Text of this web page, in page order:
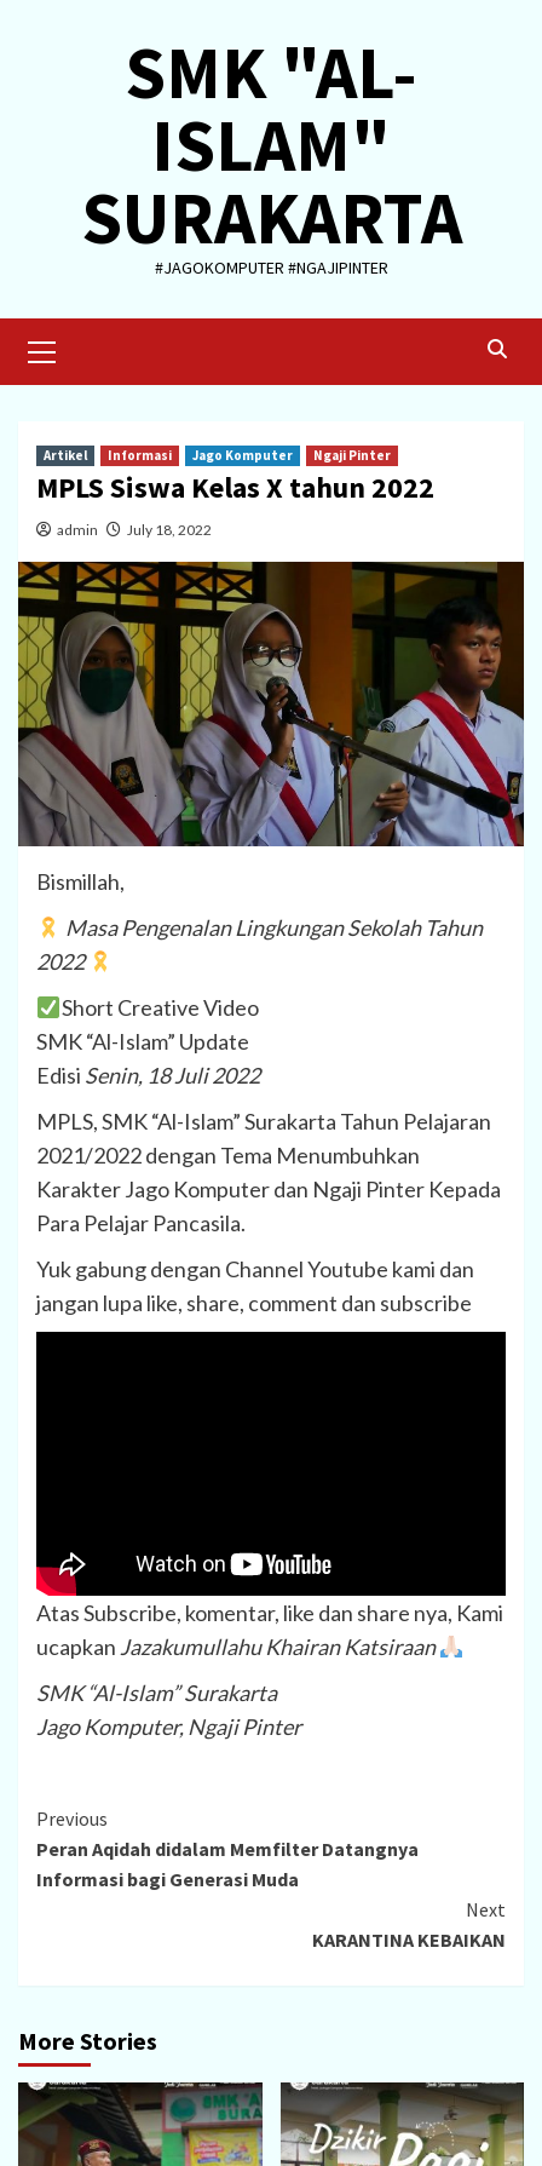
SMK "AL-
ISLAM"
SURAKARTA
#JAGOKOMPUTER #NGAJIPINTER
Menu
Artikel Informasi Jago Komputer Ngaji Pinter
MPLS Siswa Kelas X tahun 2022
admin July 18, 2022
Bismillah,
Masa Pengenalan Lingkungan Sekolah Tahun
2022
Short Creative Video
SMK “Al-Islam” Update
Edisi Senin, 18 Juli 2022
MPLS, SMK “Al-Islam” Surakarta Tahun Pelajaran
2021/2022 dengan Tema Menumbuhkan
Karakter Jago Komputer dan Ngaji Pinter Kepada
Para Pelajar Pancasila.
Yuk gabung dengan Channel Youtube kami dan
jangan lupa like, share, comment dan subscribe
Atas Subscribe, komentar, like dan share nya, Kami
ucapkan Jazakumullahu Khairan Katsiraan
SMK “Al-Islam” Surakarta
Jago Komputer, Ngaji Pinter
Continue
Reading
Previous
Peran Aqidah didalam Memfilter Datangnya
Informasi bagi Generasi Muda
Next
KARANTINA KEBAIKAN
More Stories